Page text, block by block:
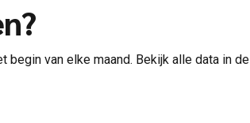
begin van elke maand. Bekijk alle data in de